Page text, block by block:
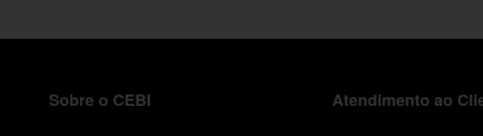
Sobre o CEBI Atendimento ao